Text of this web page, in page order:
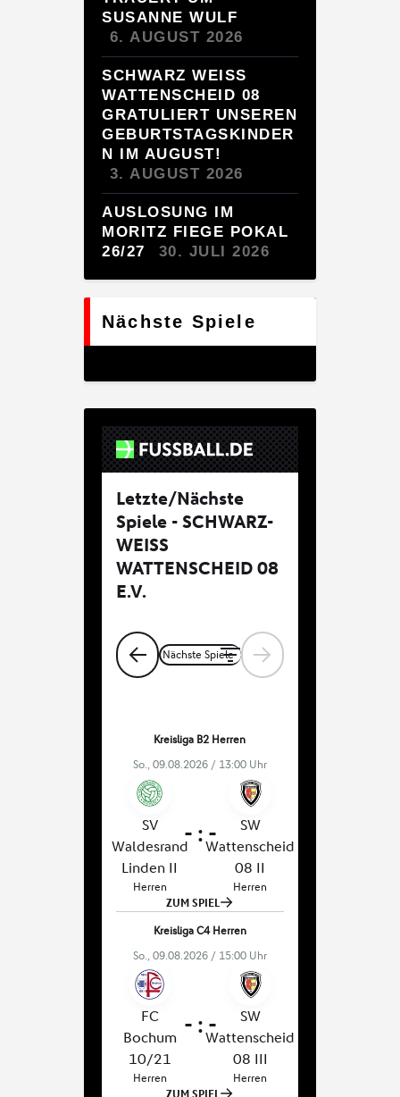
SUSANNE WULF
6. AUGUST 2026
SCHWARZ WEISS W
ATTENSCHEID 08 G
RATULIERT UNSEREN G
EBURTSTAGSKINDERN
IM AUGUST!
3. AUGUST 2026
AUSLOSUNG IM
MORITZ FIEGE POKAL
26/27
30. JULI 2026
Nächste Spiele